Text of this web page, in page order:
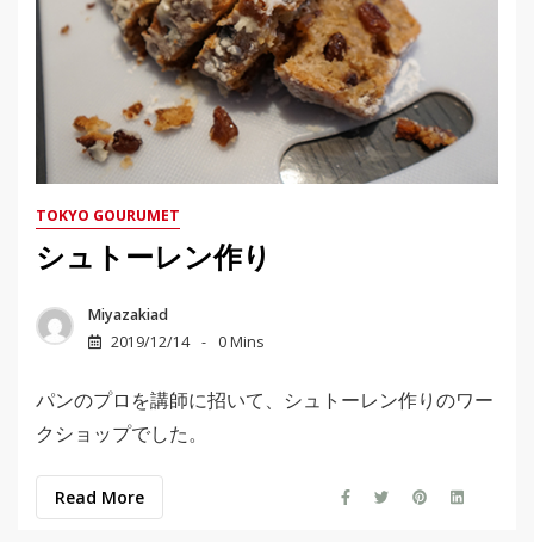
TOKYO GOURUMET
シュトーレン作り
Miyazakiad
2019/12/14
0 Mins
パンのプロを講師に招いて、シュトーレン作りのワー
クショップでした。
Read More